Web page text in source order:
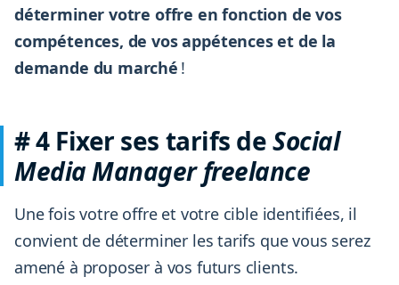
déterminer votre offre en fonction de vos
compétences, de vos appétences et de la
demande du marché !
# 4 Fixer ses tarifs deSocial
Media Manager freelance
Une fois votre offre et votre cible identifiées, il
convient de déterminer les tarifs que vous serez
amené à proposer à vos futurs clients.